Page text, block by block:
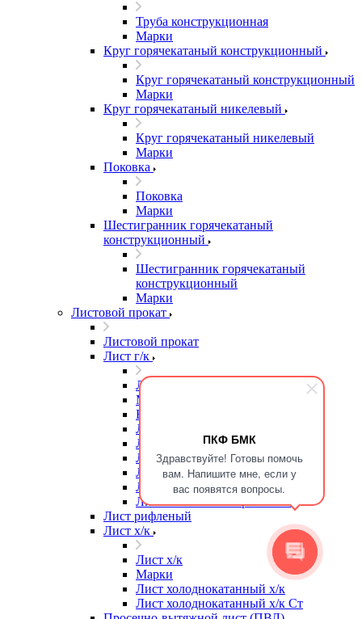
ПКФ БМК
Здравствуйте! Готовы помочь
вам. Напишите мне, если у
вас появятся вопросы.
Труба конструкционная
Марки
Круг горячекатаный конструкционный
Круг горячекатаный конструкционный
Марки
Круг горячекатаный никелевый
Круг горячекатаный никелевый
Марки
Поковка
Поковка
Марки
Шестигранник горячекатаный
конструкционный
Шестигранник горячекатаный
конструкционный
Марки
Листовой прокат
Листовой прокат
Лист г/к
Лист г/к
Марки
Высокопрочная сталь
Лист г/к
Лист г/к Ст3
Лист г/к износостойкий
Лист г/к конструкционный
Лист г/к мостостроительный
Лист г/к низколегированный
Лист рифленый
Лист х/к
Лист х/к
Марки
Лист холоднокатанный х/к
Лист холоднокатанный х/к Ст